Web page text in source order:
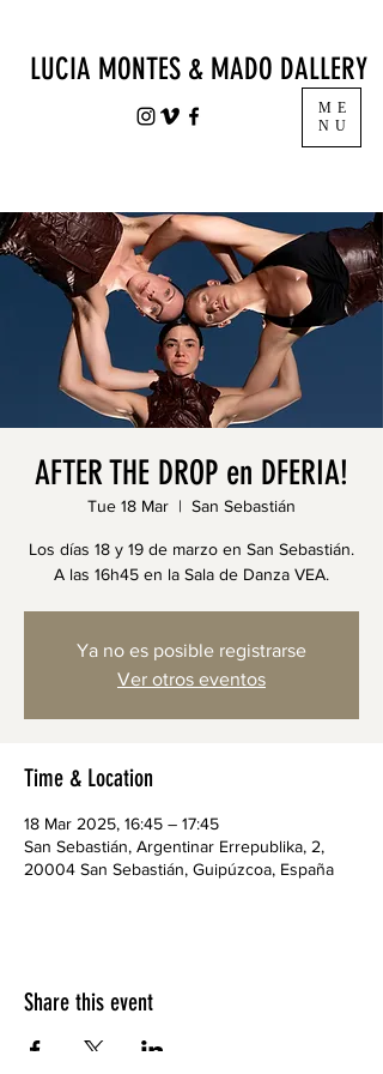
LUCIA MONTES & MADO DALLERY
ME
NU
AFTER THE DROP en DFERIA!
Tue 18 Mar
  |
San Sebastián
Los días 18 y 19 de marzo en San Sebastián.
A las 16h45 en la Sala de Danza VEA.
Ya no es posible registrarse
Ver otros eventos
Time & Location
18 Mar 2025, 16:45 – 17:45
San Sebastián, Argentinar Errepublika, 2,
20004 San Sebastián, Guipúzcoa, España
Share this event